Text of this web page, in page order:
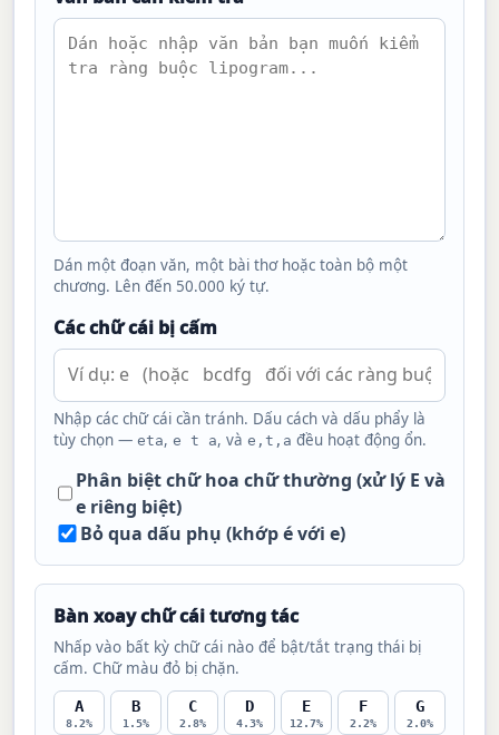
Dán một đoạn văn, một bài thơ hoặc toàn bộ một
chương. Lên đến 50.000 ký tự.
Các chữ cái bị cấm
Nhập các chữ cái cần tránh. Dấu cách và dấu phẩy là
tùy chọn — eta, e t a, và e,t,a đều hoạt động ổn.
Phân biệt chữ hoa chữ thường (xử lý E và
e riêng biệt)
Bỏ qua dấu phụ (khớp é với e)
Bàn xoay chữ cái tương tác
Nhấp vào bất kỳ chữ cái nào để bật/tắt trạng thái bị
cấm. Chữ màu đỏ bị chặn.
A
8.2%
B
1.5%
C
2.8%
D
4.3%
E
12.7%
F
2.2%
G
2.0%